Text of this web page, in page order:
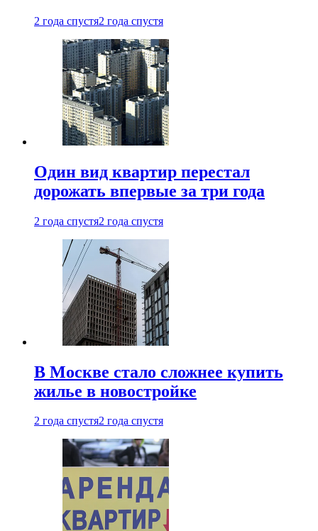
2 года спустя2 года спустя
Один вид квартир перестал
дорожать впервые за три года
2 года спустя2 года спустя
В Москве стало сложнее купить
жилье в новостройке
2 года спустя2 года спустя